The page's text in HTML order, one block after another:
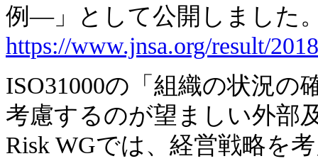
例―」として公開しました
https://www.jnsa.org/result/
ISO31000の「組織の状況
考慮するのが望ましい外部
Risk WGでは、経営戦略を